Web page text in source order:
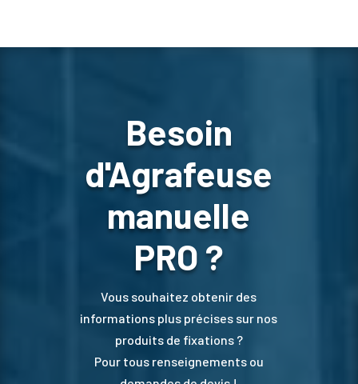
Besoin
d'Agrafeuse
manuelle
PRO ?
Vous souhaitez obtenir des
informations plus précises sur nos
produits de fixations ?
Pour tous renseignements ou